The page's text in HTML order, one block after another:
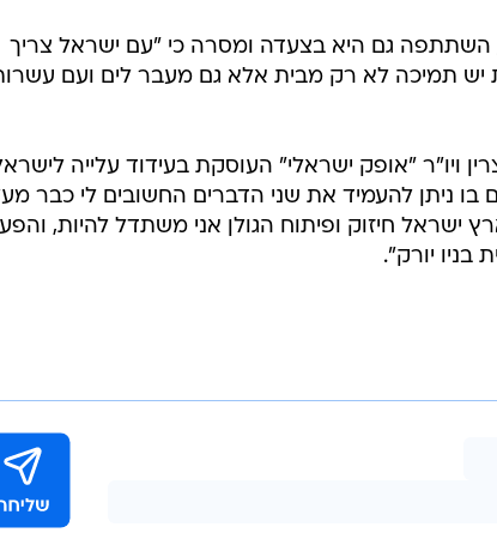
השתתפה גם היא בצעדה ומסרה כי "עם ישראל צריך
תמיכה לא רק מבית אלא גם מעבר לים ועם
ויו"ר "אופק ישראלי" העוסקת בעידוד עלייה
ניתן להעמיד את שני הדברים החשובים לי כבר
ישראל חיזוק ופיתוח הגולן אני משתדל להיות,
יורק".